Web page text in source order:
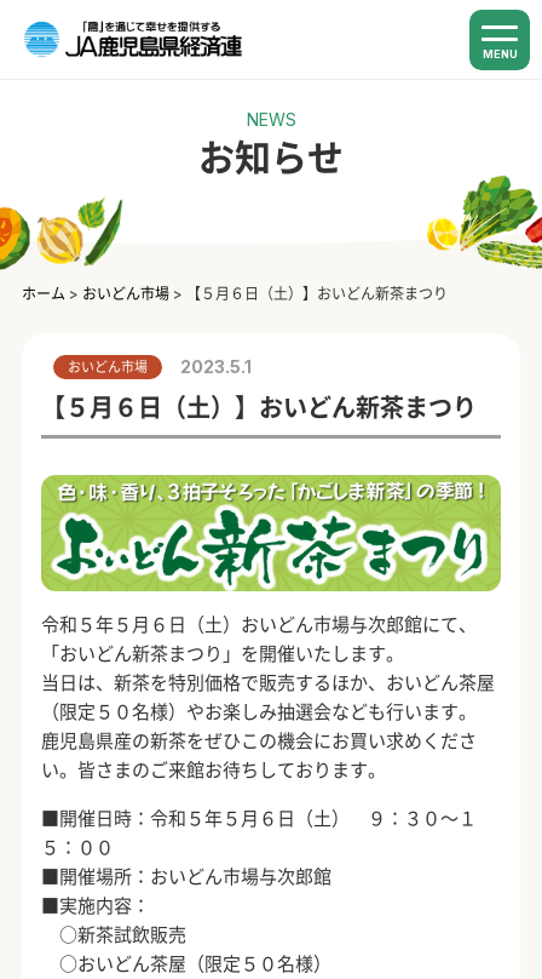
MENU
NEWS
お知らせ
ホーム > おいどん市場> 【５月６日（土）】おいどん新茶まつり
おいどん市場 2023.5.1
【５月６日（土）】おいどん新茶まつり
令和５年５月６日（土）おいどん市場与次郎館にて、
「おいどん新茶まつり」を開催いたします。
当日は、新茶を特別価格で販売するほか、おいどん茶屋
（限定５０名様）やお楽しみ抽選会なども行います。
鹿児島県産の新茶をぜひこの機会にお買い求めくださ
い。皆さまのご来館お待ちしております。
■開催日時：令和５年５月６日（土） ９：３０～１
５：００
■開催場所：おいどん市場与次郎館
■実施内容：
○新茶試飲販売
○おいどん茶屋（限定５０名様）